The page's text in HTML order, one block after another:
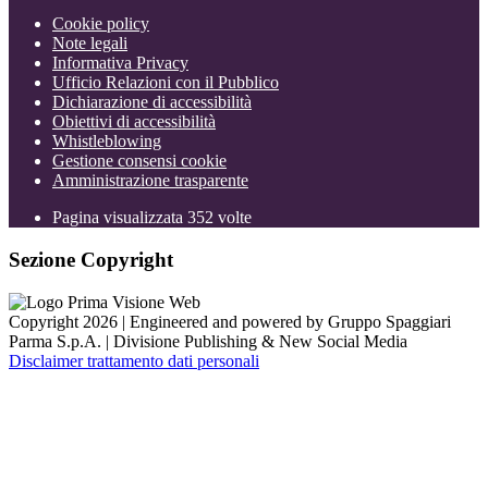
Cookie policy
Note legali
Informativa Privacy
Ufficio Relazioni con il Pubblico
Dichiarazione di accessibilità
Obiettivi di accessibilità
Whistleblowing
Gestione consensi cookie
Amministrazione trasparente
Pagina visualizzata 352 volte
Sezione Copyright
Copyright 2026 | Engineered and powered by Gruppo Spaggiari
Parma S.p.A. | Divisione Publishing & New Social Media
Disclaimer trattamento dati personali